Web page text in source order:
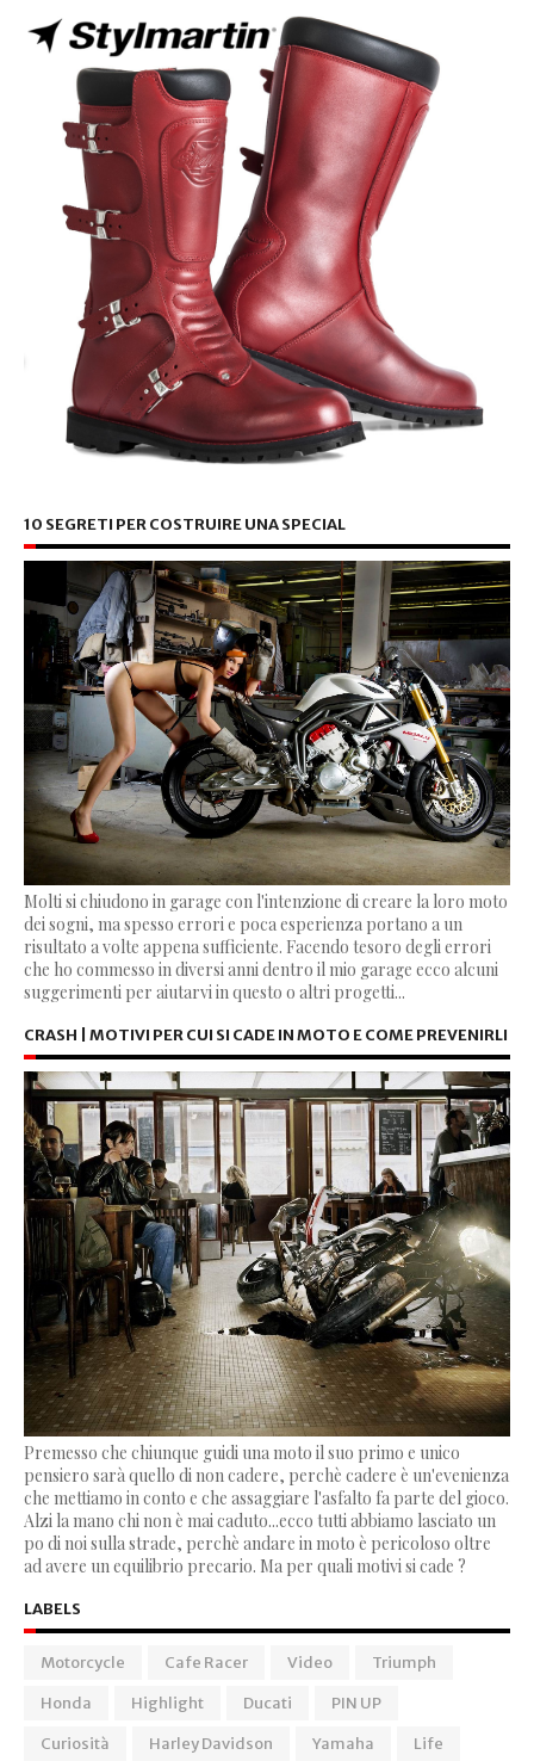
10 SEGRETI PER COSTRUIRE UNA SPECIAL
Molti si chiudono in garage con l'intenzione di creare la loro moto
dei sogni, ma spesso errori e poca esperienza portano a un
risultato a volte appena sufficiente. Facendo tesoro degli errori
che ho commesso in diversi anni dentro il mio garage ecco alcuni
suggerimenti per aiutarvi in questo o altri progetti...
CRASH | MOTIVI PER CUI SI CADE IN MOTO E COME PREVENIRLI
Premesso che chiunque guidi una moto il suo primo e unico
pensiero sarà quello di non cadere, perchè cadere è un'evenienza
che mettiamo in conto e che assaggiare l'asfalto fa parte del gioco.
Alzi la mano chi non è mai caduto...ecco tutti abbiamo lasciato un
po di noi sulla strade, perchè andare in moto è pericoloso oltre
ad avere un equilibrio precario. Ma per quali motivi si cade ?
LABELS
Motorcycle Cafe Racer Video
Triumph
Honda
Highlight Ducati
PIN UP
Curiosità
Harley Davidson Yamaha
Life